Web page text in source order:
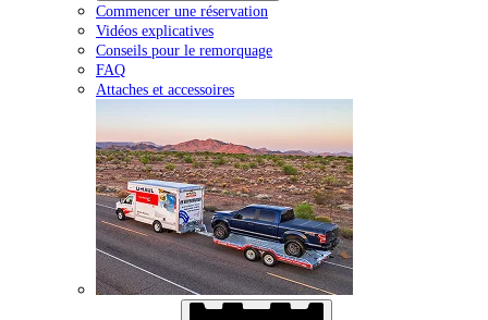
Commencer une réservation
Vidéos explicatives
Conseils pour le remorquage
FAQ
Attaches et accessoires